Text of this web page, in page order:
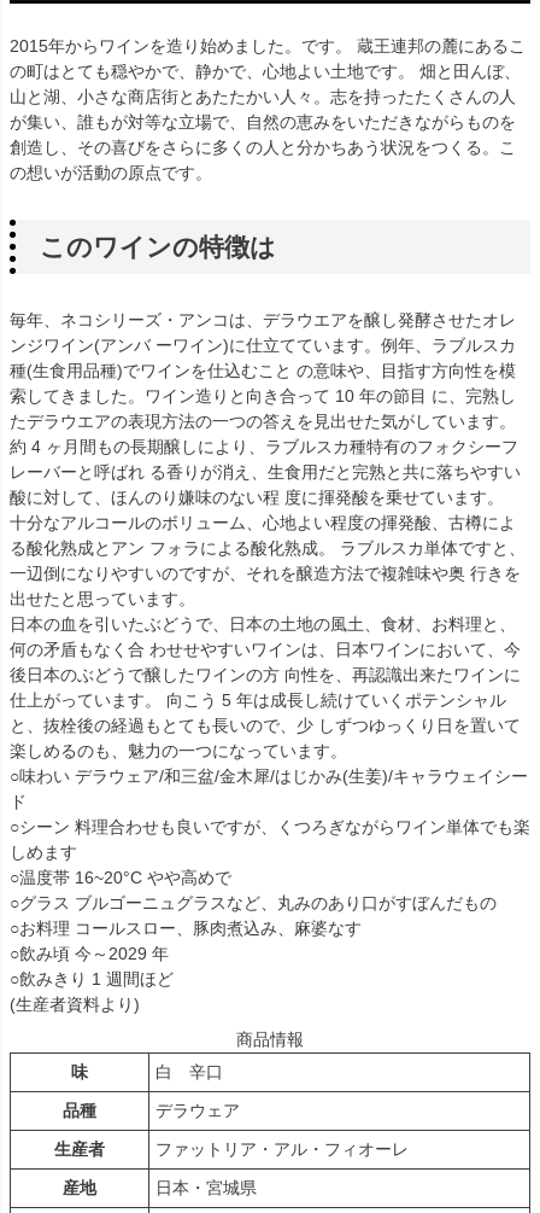
2015年からワインを造り始めました。です。 蔵王連邦の麓にあるこ
の町はとても穏やかで、静かで、心地よい土地です。 畑と田んぼ、
山と湖、小さな商店街とあたたかい人々。志を持ったたくさんの人
が集い、誰もが対等な立場で、自然の恵みをいただきながらものを
創造し、その喜びをさらに多くの人と分かちあう状況をつくる。こ
の想いが活動の原点です。
このワインの特徴は
毎年、ネコシリーズ・アンコは、デラウエアを醸し発酵させたオレ
ンジワイン(アンバ ーワイン)に仕立てています。例年、ラブルスカ
種(生食用品種)でワインを仕込むこと の意味や、目指す方向性を模
索してきました。ワイン造りと向き合って 10 年の節目 に、完熟し
たデラウエアの表現方法の一つの答えを見出せた気がしています。
約 4 ヶ月間もの長期醸しにより、ラブルスカ種特有のフォクシーフ
レーバーと呼ばれ る香りが消え、生食用だと完熟と共に落ちやすい
酸に対して、ほんのり嫌味のない程 度に揮発酸を乗せています。
十分なアルコールのボリューム、心地よい程度の揮発酸、古樽によ
る酸化熟成とアン フォラによる酸化熟成。 ラブルスカ単体ですと、
一辺倒になりやすいのですが、それを醸造方法で複雑味や奥 行きを
出せたと思っています。
日本の血を引いたぶどうで、日本の土地の風土、食材、お料理と、
何の矛盾もなく合 わせせやすいワインは、日本ワインにおいて、今
後日本のぶどうで醸したワインの方 向性を、再認識出来たワインに
仕上がっています。 向こう 5 年は成長し続けていくポテンシャル
と、抜栓後の経過もとても長いので、少 しずつゆっくり日を置いて
楽しめるのも、魅力の一つになっています。
○味わい デラウェア/和三盆/金木犀/はじかみ(生姜)/キャラウェイシー
ド
○シーン 料理合わせも良いですが、くつろぎながらワイン単体でも楽
しめます
○温度帯 16~20°C やや高めで
○グラス ブルゴーニュグラスなど、丸みのあり口がすぼんだもの
○お料理 コールスロー、豚肉煮込み、麻婆なす
○飲み頃 今～2029 年
○飲みきり 1 週間ほど
(生産者資料より)
商品情報
味
白 辛口
品種
デラウェア
生産者
ファットリア・アル・フィオーレ
産地
日本・宮城県